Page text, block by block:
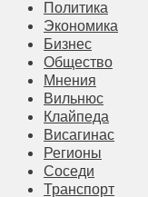
Политика
Экономика
Бизнес
Общество
Мнения
Вильнюс
Клайпеда
Висагинас
Регионы
Соседи
Транспорт